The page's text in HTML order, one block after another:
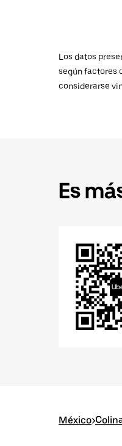
Los datos
según factores
considerarse
Es
México>